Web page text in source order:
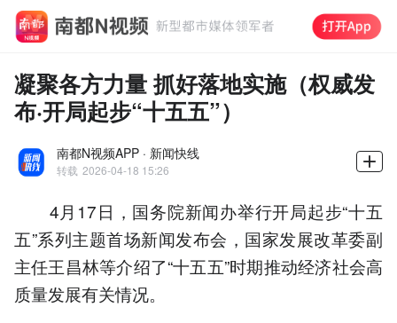
凝聚各方力量 抓好落地实施（权威发
布·开局起步“十五五”）
南都N视频APP · 新闻快线
转载 2026-04-18 15:26
4月17日，国务院新闻办举行开局起步“十五
五”系列主题首场新闻发布会，国家发展改革委副
主任王昌林等介绍了“十五五”时期推动经济社会高
质量发展有关情况。